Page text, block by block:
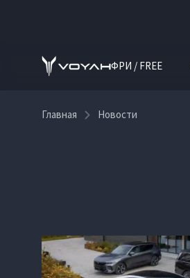
ФРИ / FREE
Главная Новости